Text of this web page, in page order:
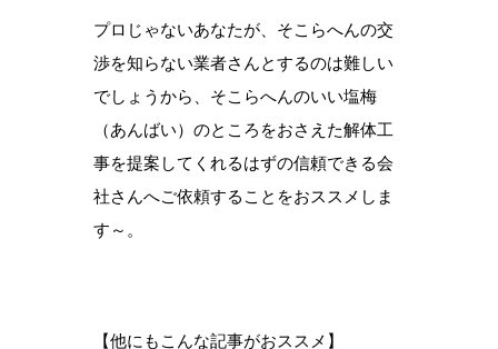
プロじゃないあなたが、そこらへんの交
渉を知らない業者さんとするのは難しい
でしょうから、そこらへんのいい塩梅
（あんばい）のところをおさえた解体工
事を提案してくれるはずの信頼できる会
社さんへご依頼することをおススメしま
す～。
【他にもこんな記事がおススメ】